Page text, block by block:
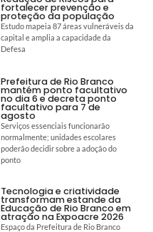
fortalecer prevenção e
proteção da população
Estudo mapeia 87 áreas vulneráveis da
capital e amplia a capacidade da
Defesa
Prefeitura de Rio Branco
mantém ponto facultativo
no dia 6 e decreta ponto
facultativo para 7 de
agosto
Serviços essenciais funcionarão
normalmente; unidades escolares
poderão decidir sobre a adoção do
ponto
Tecnologia e criatividade
transformam estande da
Educação de Rio Branco em
atração na Expoacre 2026
Espaço da Prefeitura de Rio Branco